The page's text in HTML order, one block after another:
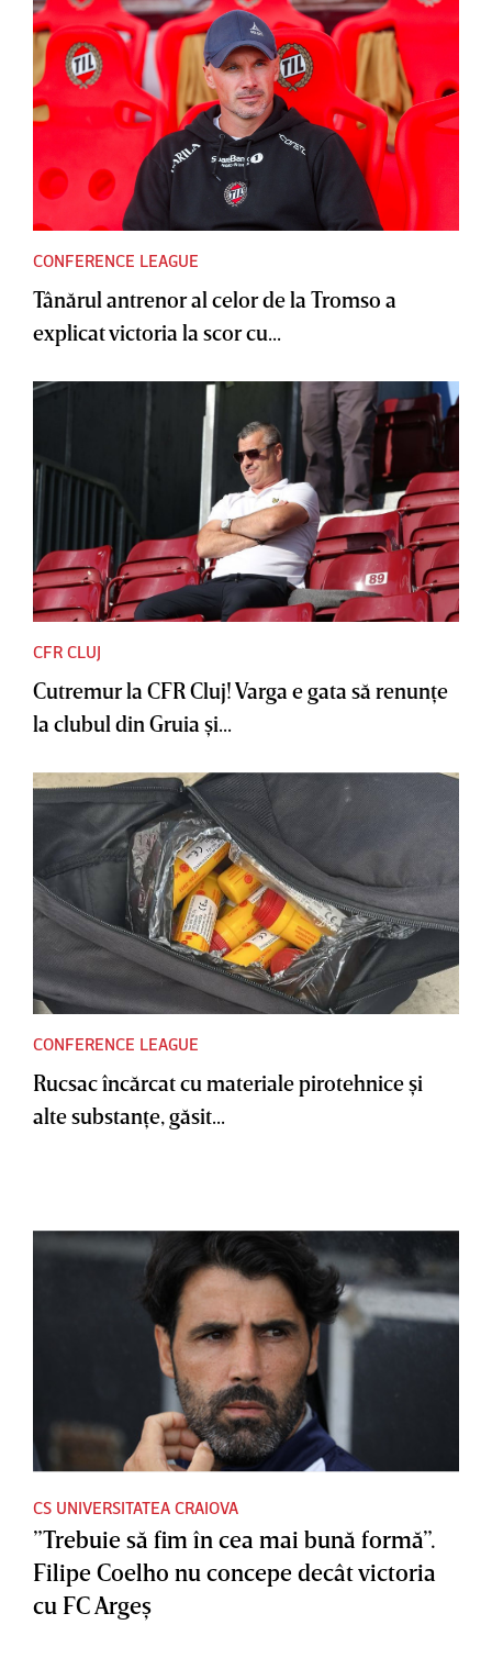
CONFERENCE LEAGUE
Tânărul antrenor al celor de la Tromso a
explicat victoria la scor cu...
CFR CLUJ
Cutremur la CFR Cluj! Varga e gata să renunţe
la clubul din Gruia şi...
CONFERENCE LEAGUE
Rucsac încărcat cu materiale pirotehnice şi
alte substanţe, găsit...
CS UNIVERSITATEA CRAIOVA
”Trebuie să fim în cea mai bună formă”.
Filipe Coelho nu concepe decât victoria
cu FC Argeş